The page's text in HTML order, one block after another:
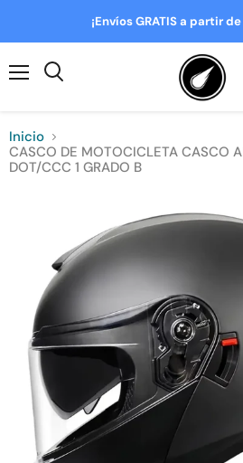
¡Envíos GRATIS a partir
Inicio
CASCO DE MOTOCICLETA CASCO
DOT/CCC 1 GRADO B